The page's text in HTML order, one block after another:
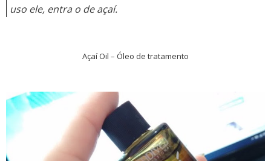
uso ele, entra o de açaí.
Açaí Oil – Óleo de tratamento